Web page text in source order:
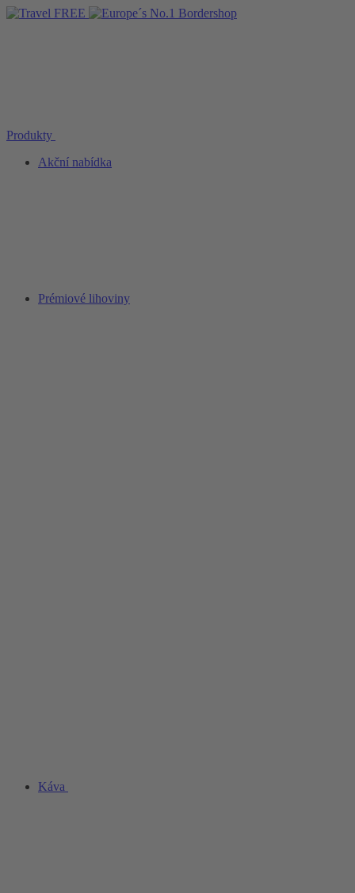
Produkty
Akční nabídka
Prémiové lihoviny
Káva